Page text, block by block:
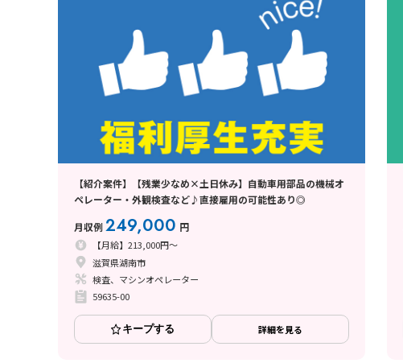
【紹介案件】【残業少なめ×土日休み】自動車用部品の機械オ
ペレーター・外観検査など♪直接雇用の可能性あり◎
月収例249,000 円
【月給】213,000円～
滋賀県湖南市
検査、マシンオペレーター
59635-00
キープする 詳細を見る